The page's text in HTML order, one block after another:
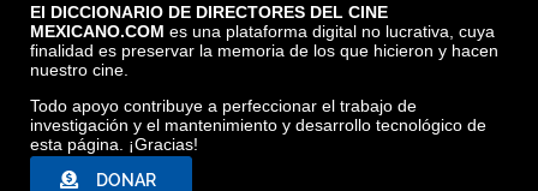
LA PAJARERA, ARCHIVO DDCM
El DICCIONARIO DE DIRECTORES DEL CINE
MEXICANO.COM es una plataforma digital no lucrativa, cuya
finalidad es preservar la memoria de los que hicieron y hacen
nuestro cine.
Todo apoyo contribuye a perfeccionar el trabajo de
investigación y el mantenimiento y desarrollo tecnológico de
esta página. ¡Gracias!
DONAR